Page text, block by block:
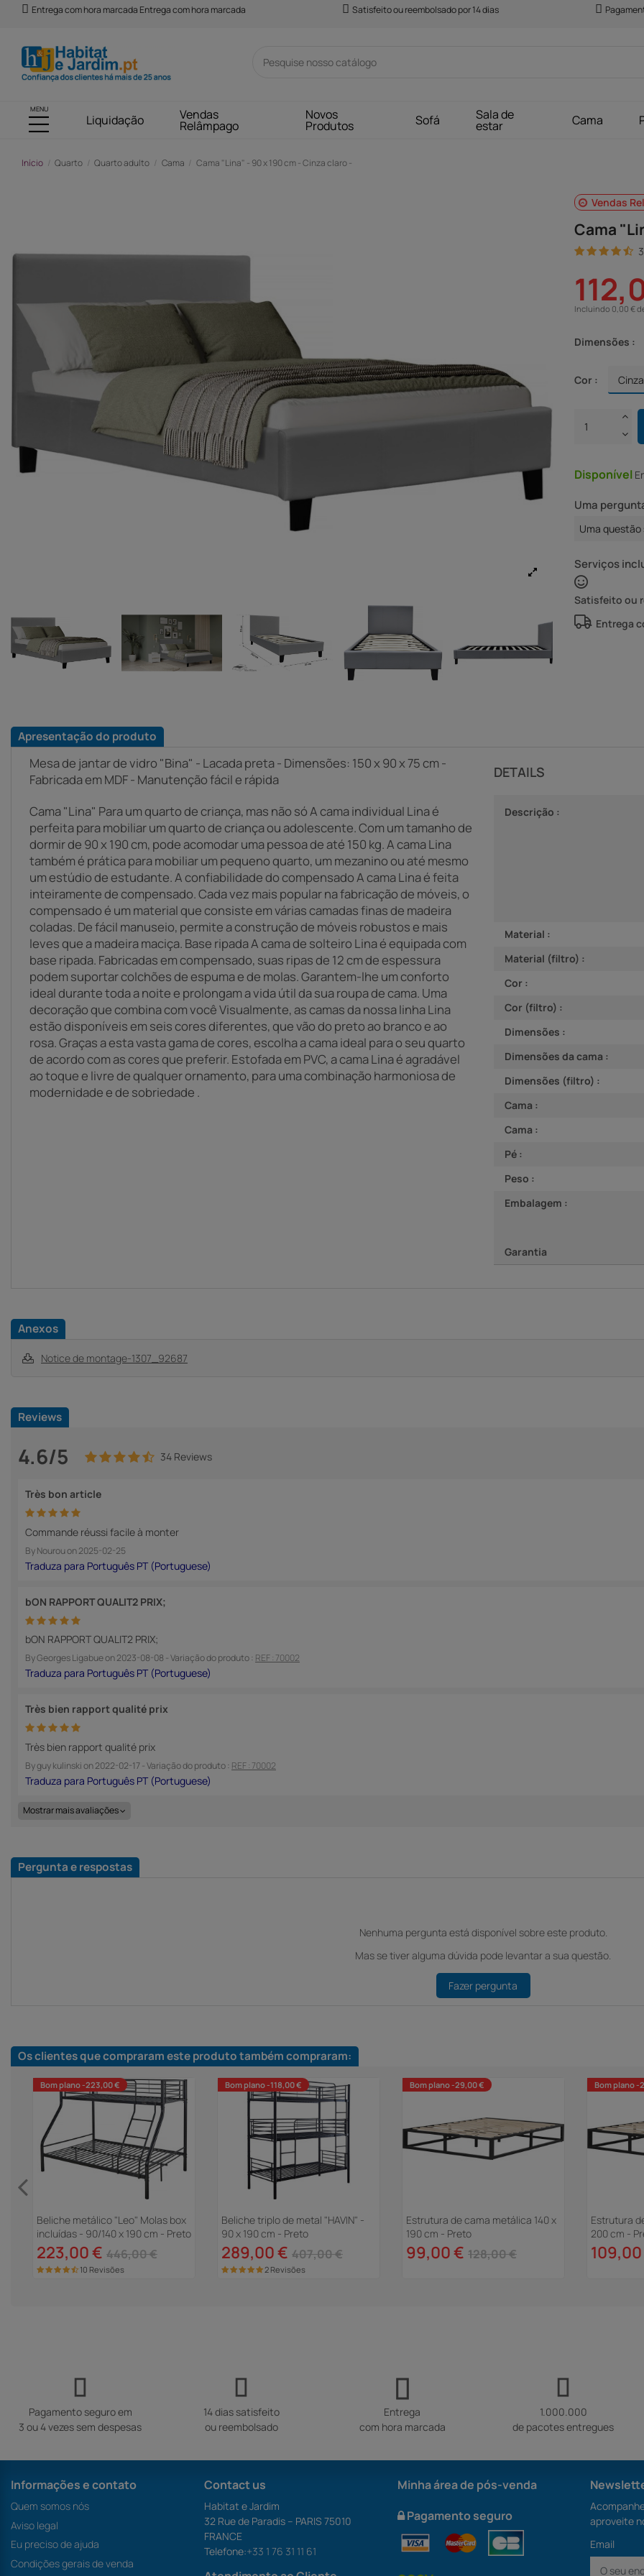
Entrega com hora marcada Entrega com hora marcada Satisfeito ou reembolsado por 14 dias
MENU
Liquidação Vendas
Relâmpago
Novos
Produtos Sofá Sala de
estar Cama
Início Quarto Quarto adulto Cama Cama "Lina" - 90 x 190 cm - Cinza claro -
Vendas
Cama
Incluindo 0,00 €
Dimensões :
Cor :
Disponível
Uma
Uma
Serviços
Satisfeito ou
Entrega
Apresentação do produto
Mesa de jantar de vidro "Bina" - Lacada preta - Dimensões: 150 x 90 x 75 cm -
Fabricada em MDF - Manutenção fácil e rápida
Cama "Lina" Para um quarto de criança, mas não só A cama individual Lina é
perfeita para mobiliar um quarto de criança ou adolescente. Com um tamanho de
dormir de 90 x 190 cm, pode acomodar uma pessoa de até 150 kg. A cama Lina
também é prática para mobiliar um pequeno quarto, um mezanino ou até mesmo
um estúdio de estudante. A confiabilidade do compensado A cama Lina é feita
inteiramente de compensado. Cada vez mais popular na fabricação de móveis, o
compensado é um material que consiste em várias camadas finas de madeira
coladas. De fácil manuseio, permite a construção de móveis robustos e mais
leves que a madeira maciça. Base ripada A cama de solteiro Lina é equipada com
base ripada. Fabricadas em compensado, suas ripas de 12 cm de espessura
podem suportar colchões de espuma e de molas. Garantem-lhe um conforto
ideal durante toda a noite e prolongam a vida útil da sua roupa de cama. Uma
decoração que combina com você Visualmente, as camas da nossa linha Lina
estão disponíveis em seis cores diferentes, que vão do preto ao branco e ao
rosa. Graças a esta vasta gama de cores, escolha a cama ideal para o seu quarto
de acordo com as cores que preferir. Estofada em PVC, a cama Lina é agradável
ao toque e livre de qualquer ornamento, para uma combinação harmoniosa de
modernidade e de sobriedade .
DETAILS
Descrição :
Material :
Material (filtro) :
Cor :
Cor (filtro) :
Dimensões :
Dimensões da cama :
Dimensões (filtro) :
Cama :
Cama :
Pé :
Peso :
Embalagem :
Garantia
Anexos
Notice de montage-1307_92687
Reviews
4.6/5 34 Reviews
Très bon article
Commande réussi facile à monter
ByNourouon2025-02-25
bON RAPPORT QUALIT2 PRIX;
bON RAPPORT QUALIT2 PRIX;
ByGeorges Ligabueon2023-08-08 - Variação do produto : REF : 70002
Très bien rapport qualité prix
Très bien rapport qualité prix
Byguy kulinskion2022-02-17- Variação do produto : REF : 70002
Mostrar mais avaliações
Pergunta e respostas
Nenhuma pergunta está disponível sobre este produto.
Mas se tiver alguma dúvida pode levantar a sua questão.
Fazer pergunta
Os clientes que compraram este produto também compraram:
Bom plano -223,00 €
Beliche metálico "Leo" Molas box
incluídas - 90/140 x 190 cm - Preto
223,00 € 446,00 €
10 Revisões
Bom plano -118,00 €
Beliche triplo de metal "HAVIN" -
90 x 190 cm - Preto
289,00 € 407,00 €
2 Revisões
Bom plano -29,00 €
Estrutura de cama metálica 140 x
190 cm - Preto
99,00 € 128,00 €
Bom plano -
Estrutura
200 cm -
Pagamento seguro em
3 ou 4 vezes sem despesas
14 dias satisfeito
ou reembolsado
Entrega
com hora marcada
1.000.000
de pacotes entregues
Informações e contato
Quem somos nós
Aviso legal
Eu preciso de ajuda
Condições gerais de venda
Contact us
Habitat e Jardim
32 Rue de Paradis – PARIS 75010
FRANCE
Telefone:+33 1 76 31 11 61
Minha área de pós-venda
Pagamento seguro
aproveite
Email